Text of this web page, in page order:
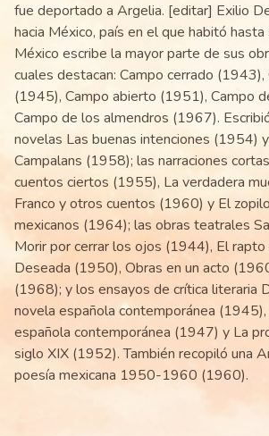
fue deportado a Argelia. [editar] Exilio
hacia México, país en el que habitó hasta
México escribe la mayor parte de sus
cuales destacan: Campo cerrado
(1945), Campo abierto (1951), Campo
Campo de los almendros (1967).
novelas Las buenas intenciones (1954)
Campalans (1958); las narraciones
cuentos ciertos (1955), La verdadera
Franco y otros cuentos (1960) y El
mexicanos (1964); las obras teatrales
Morir por cerrar los ojos (1944), El
Deseada (1950), Obras en un acto
(1968); y los ensayos de crítica literaria
novela española contemporánea
española contemporánea (1947) y La
siglo XIX (1952). También recopiló una
poesía mexicana 1950-1960 (1960).